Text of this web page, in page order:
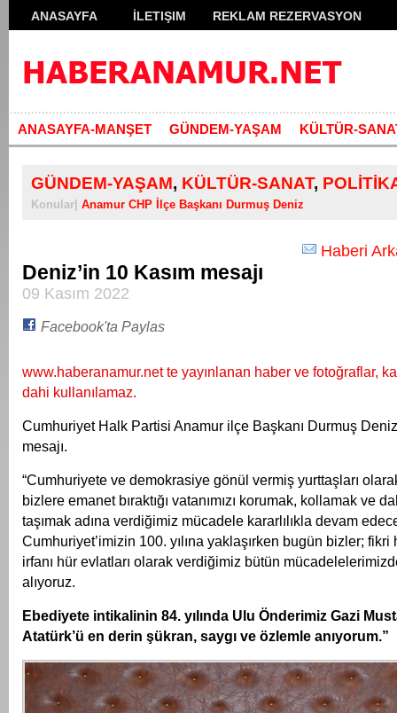
ANASAYFA İLETIŞIM REKLAM REZERVASYON
ANASAYFA-MANŞET GÜNDEM-YAŞAM KÜLTÜR-
GÜNDEM-YAŞAM, KÜLTÜR-SANAT,
Konular| Anamur CHP İlçe Başkanı Durmuş Deniz
Haberi
Deniz’in 10 Kasım mesajı
09 Kasım 2022
Facebook'ta Paylas
www.haberanamur.net te yayınlanan haber ve fotoğraflar,
dahi kullanılamaz.
Cumhuriyet Halk Partisi Anamur ilçe Başkanı Durmuş
mesajı.
“Cumhuriyete ve demokrasiye gönül vermiş yurttaşları
bizlere emanet bıraktığı vatanımızı korumak, kollamak ve
taşımak adına verdiğimiz mücadele kararlılıkla devam
Cumhuriyet’imizin 100. yılına yaklaşırken bugün bizler; fikri
irfanı hür evlatları olarak verdiğimiz bütün
alıyoruz.
Ebediyete intikalinin 84. yılında Ulu Önderimiz Gazi
Atatürk’ü en derin şükran, saygı ve özlemle anıyorum.”